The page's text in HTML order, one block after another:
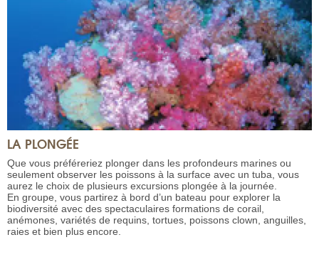
LA PLONGÉE
Que vous préféreriez plonger dans les profondeurs marines ou
seulement observer les poissons à la surface avec un tuba, vous
aurez le choix de plusieurs excursions plongée à la journée.
En groupe, vous partirez à bord d’un bateau pour explorer la
biodiversité avec des spectaculaires formations de corail,
anémones, variétés de requins, tortues, poissons clown, anguilles,
raies et bien plus encore.